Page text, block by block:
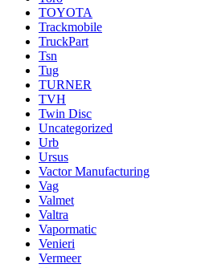
TOYOTA
Trackmobile
TruckPart
Tsn
Tug
TURNER
TVH
Twin Disc
Uncategorized
Urb
Ursus
Vactor Manufacturing
Vag
Valmet
Valtra
Vapormatic
Venieri
Vermeer